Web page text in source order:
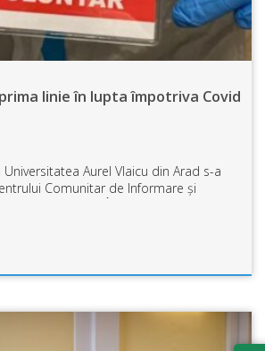
linie în lupta împotriva Covid
Aurel Vlaicu din Arad s-a
Comunitar de Informare și